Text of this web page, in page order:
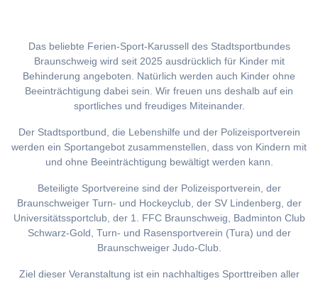
Das beliebte Ferien-Sport-Karussell des Stadtsportbundes
Braunschweig wird seit 2025 ausdrücklich für Kinder mit
Behinderung angeboten. Natürlich werden auch Kinder ohne
Beeinträchtigung dabei sein. Wir freuen uns deshalb auf ein
sportliches und freudiges Miteinander.
Der Stadtsportbund, die Lebenshilfe und der Polizeisportverein
werden ein Sportangebot zusammenstellen, dass von Kindern mit
und ohne Beeinträchtigung bewältigt werden kann.
Beteiligte Sportvereine sind der Polizeisportverein, der
Braunschweiger Turn- und Hockeyclub, der SV Lindenberg, der
Universitätssportclub, der 1. FFC Braunschweig, Badminton Club
Schwarz-Gold, Turn- und Rasensportverein (Tura) und der
Braunschweiger Judo-Club.
Ziel dieser Veranstaltung ist ein nachhaltiges Sporttreiben aller